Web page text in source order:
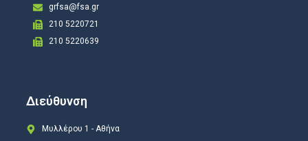
grfsa@fsa.gr
210 5220721
210 5220639
Διεύθυνση
Μυλλέρου 1 - Αθήνα